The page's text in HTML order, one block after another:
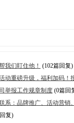
我们盯住他！ (102篇回复)
动重磅升级，福利加码！
举报工作规章制度(0篇回
系：品牌推广、活动营销
复)